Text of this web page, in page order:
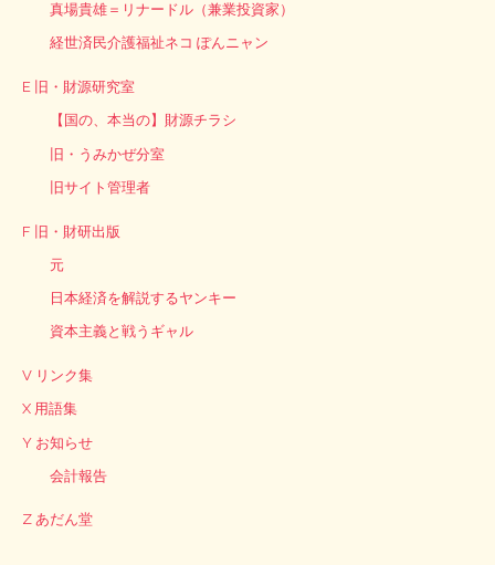
真場貴雄＝リナードル（兼業投資家）
経世済民介護福祉ネコ ぽんニャン
E 旧・財源研究室
【国の、本当の】財源チラシ
旧・うみかぜ分室
旧サイト管理者
F 旧・財研出版
元
日本経済を解説するヤンキー
資本主義と戦うギャル
V リンク集
X 用語集
Y お知らせ
会計報告
Z あだん堂